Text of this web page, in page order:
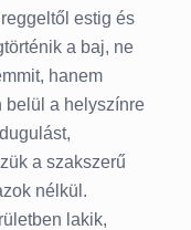
estig és
a baj, ne
hanem
belül a helyszínre
a szakszerű
nélkül.
lakik,